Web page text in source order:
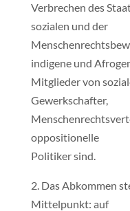
Verbrechen des
sozialen und der
indigene und
Mitglieder von
Gewerkschafter,
oppositionelle
Politiker sind.
2. Das Abkommen
Mittelpunkt: auf